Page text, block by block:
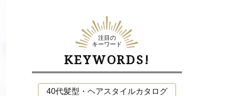
注目の
キーワード
KEYWORDS!
40代髪型・ヘアスタイルカタログ